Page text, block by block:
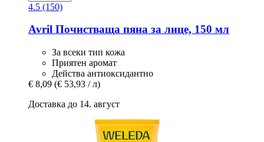
4.5 (150)
Avril Почистваща пяна за лице, 150 мл
За всеки тип кожа
Приятен аромат
Действа антиоксидантно
€ 8,09 (€ 53,93 / л)
Доставка до 14. август